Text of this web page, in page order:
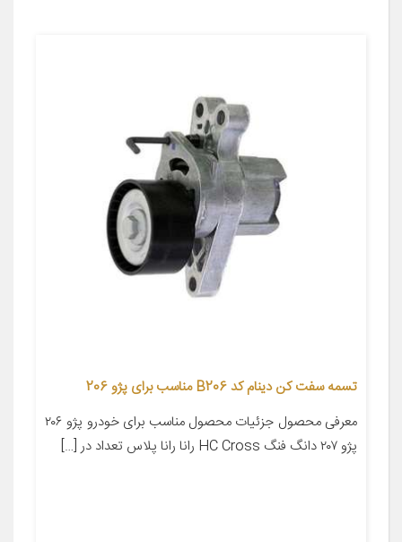
تسمه سفت کن دینام کد B206 مناسب برای پژو 206
معرفی محصول جزئیات محصول مناسب برای خودرو پژو ۲۰۶
پژو ۲۰۷ دانگ فنگ HC Cross رانا رانا پلاس تعداد در […]